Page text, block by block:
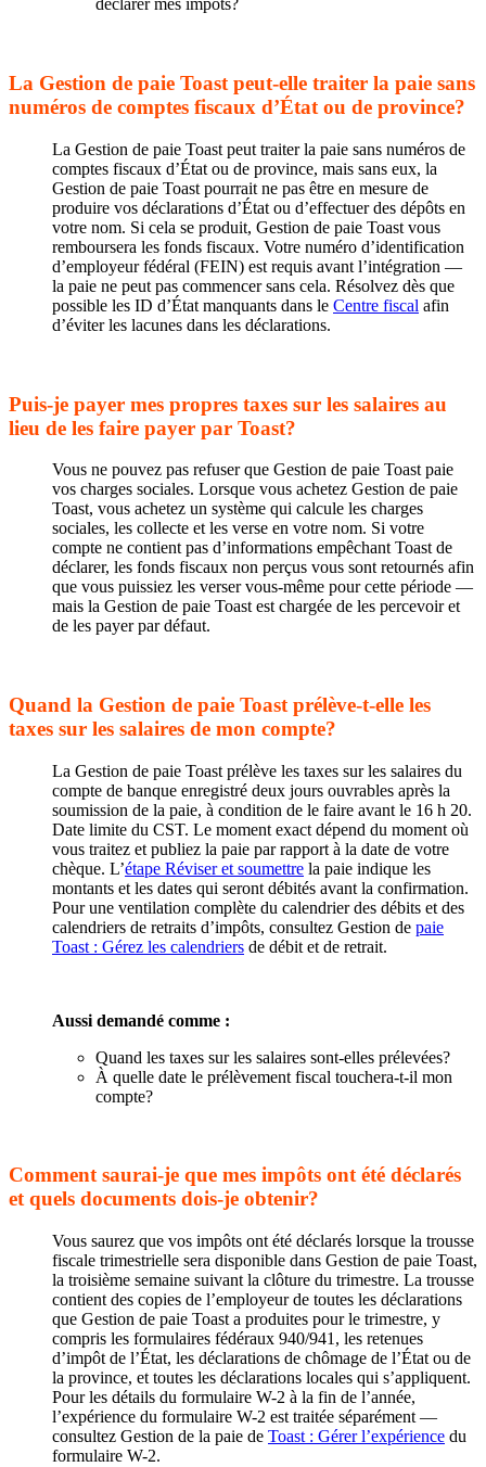
déclarer mes impôts?
La Gestion de paie Toast peut-elle traiter la paie sans
numéros de comptes fiscaux d’État ou de province?
La Gestion de paie Toast peut traiter la paie sans numéros de
comptes fiscaux d’État ou de province, mais sans eux, la
Gestion de paie Toast pourrait ne pas être en mesure de
produire vos déclarations d’État ou d’effectuer des dépôts en
votre nom. Si cela se produit, Gestion de paie Toast vous
remboursera les fonds fiscaux. Votre numéro d’identification
d’employeur fédéral (FEIN) est requis avant l’intégration —
la paie ne peut pas commencer sans cela. Résolvez dès que
possible les ID d’État manquants dans le Centre fiscal afin
d’éviter les lacunes dans les déclarations.
Puis-je payer mes propres taxes sur les salaires au
lieu de les faire payer par Toast?
Vous ne pouvez pas refuser que Gestion de paie Toast paie
vos charges sociales. Lorsque vous achetez Gestion de paie
Toast, vous achetez un système qui calcule les charges
sociales, les collecte et les verse en votre nom. Si votre
compte ne contient pas d’informations empêchant Toast de
déclarer, les fonds fiscaux non perçus vous sont retournés afin
que vous puissiez les verser vous-même pour cette période —
mais la Gestion de paie Toast est chargée de les percevoir et
de les payer par défaut.
Quand la Gestion de paie Toast prélève-t-elle les
taxes sur les salaires de mon compte?
La Gestion de paie Toast prélève les taxes sur les salaires du
compte de banque enregistré deux jours ouvrables après la
soumission de la paie, à condition de le faire avant le 16 h 20.
Date limite du CST. Le moment exact dépend du moment où
vous traitez et publiez la paie par rapport à la date de votre
chèque. L’étape Réviser et soumettre la paie indique les
montants et les dates qui seront débités avant la confirmation.
Pour une ventilation complète du calendrier des débits et des
calendriers de retraits d’impôts, consultez Gestion de paie
Toast : Gérez les calendriers de débit et de retrait.
Aussi demandé comme :
Quand les taxes sur les salaires sont-elles prélevées?
À quelle date le prélèvement fiscal touchera-t-il mon
compte?
Comment saurai-je que mes impôts ont été déclarés
et quels documents dois-je obtenir?
Vous saurez que vos impôts ont été déclarés lorsque la trousse
fiscale trimestrielle sera disponible dans Gestion de paie Toast,
la troisième semaine suivant la clôture du trimestre. La trousse
contient des copies de l’employeur de toutes les déclarations
que Gestion de paie Toast a produites pour le trimestre, y
compris les formulaires fédéraux 940/941, les retenues
d’impôt de l’État, les déclarations de chômage de l’État ou de
la province, et toutes les déclarations locales qui s’appliquent.
Pour les détails du formulaire W-2 à la fin de l’année,
l’expérience du formulaire W-2 est traitée séparément —
consultez Gestion de la paie de Toast : Gérer l’expérience du
formulaire W-2.